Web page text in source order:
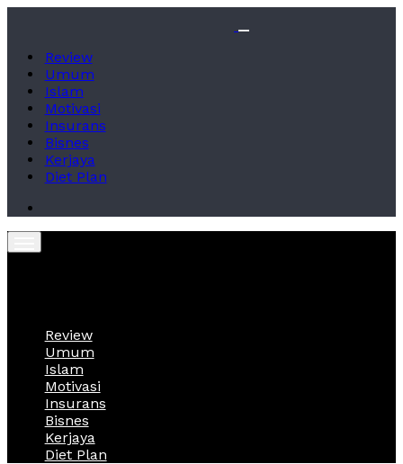
Review
Umum
Islam
Motivasi
Insurans
Bisnes
Kerjaya
Diet Plan
Review
Umum
Islam
Motivasi
Insurans
Bisnes
Kerjaya
Diet Plan